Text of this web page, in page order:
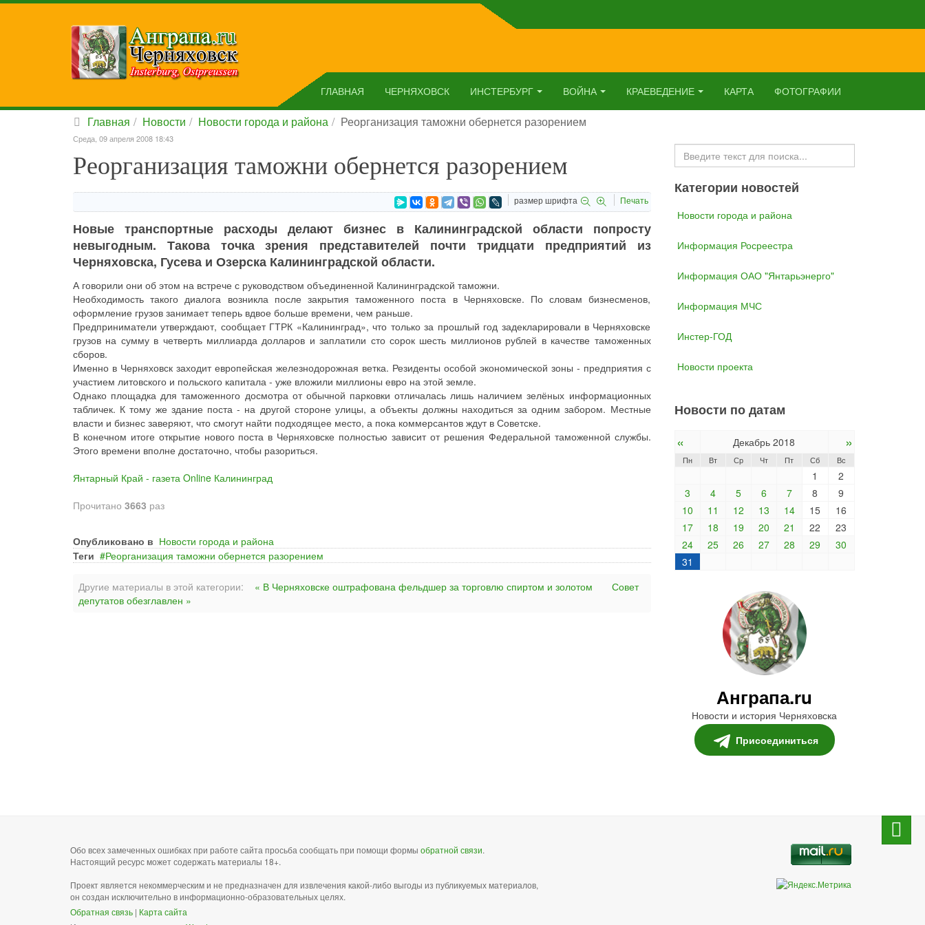
ГЛАВНАЯ ЧЕРНЯХОВСК ИНСТЕРБУРГ ВОЙНА КРАЕВЕДЕНИЕ КАРТА ФОТОГРАФИИ
Главная Новости Новости города и района Реорганизация таможни обернется разорением
Среда, 09 апреля 2008 18:43
Реорганизация таможни обернется разорением
размер шрифта Печать
Новые транспортные расходы делают бизнес в Калининградской области попросту
невыгодным. Такова точка зрения представителей почти тридцати предприятий из
Черняховска, Гусева и Озерска Калининградской области.
А говорили они об этом на встрече с руководством объединенной Калининградской таможни.
Необходимость такого диалога возникла после закрытия таможенного поста в Черняховске. По словам бизнесменов,
оформление грузов занимает теперь вдвое больше времени, чем раньше.
Предприниматели утверждают, сообщает ГТРК «Калининград», что только за прошлый год задекларировали в Черняховске
грузов на сумму в четверть миллиарда долларов и заплатили сто сорок шесть миллионов рублей в качестве таможенных
сборов.
Именно в Черняховск заходит европейская железнодорожная ветка. Резиденты особой экономической зоны - предприятия с
участием литовского и польского капитала - уже вложили миллионы евро на этой земле.
Однако площадка для таможенного досмотра от обычной парковки отличалась лишь наличием зелёных информационных
табличек. К тому же здание поста - на другой стороне улицы, а объекты должны находиться за одним забором. Местные
власти и бизнес заверяют, что смогут найти подходящее место, а пока коммерсантов ждут в Советске.
В конечном итоге открытие нового поста в Черняховске полностью зависит от решения Федеральной таможенной службы.
Этого времени вполне достаточно, чтобы разориться.
Янтарный Край - газета Online Калининград
Прочитано 3663 раз
Опубликовано в Новости города и района
Теги
Реорганизация таможни обернется разорением
Другие материалы в этой категории: « В Черняховске оштрафована фельдшер за торговлю спиртом и золотом
Совет
депутатов обезглавлен »
Искать...
Категории новостей
Новости города и района
Информация Росреестра
Информация ОАО "Янтарьэнерго"
Информация МЧС
Инстер-ГОД
Новости проекта
Новости по датам
« Декабрь 2018 »
Пн Вт Ср Чт Пт Сб Вс
1
2
3
4 5 6 7 8
9
10
11 12 13 14 15
16
17
18 19 20 21 22
23
24
25 26 27 28 29
30
31
Анграпа.ru
Новости и история Черняховска
Присоединиться
Обо всех замеченных ошибках при работе сайта просьба сообщать при помощи формы обратной связи.
Настоящий ресурс может содержать материалы 18+.
Проект является некоммерческим и не предназначен для извлечения какой-либо выгоды из публикуемых материалов,
он создан исключительно в информационно-образовательных целях.
Обратная связь | Карта сайта